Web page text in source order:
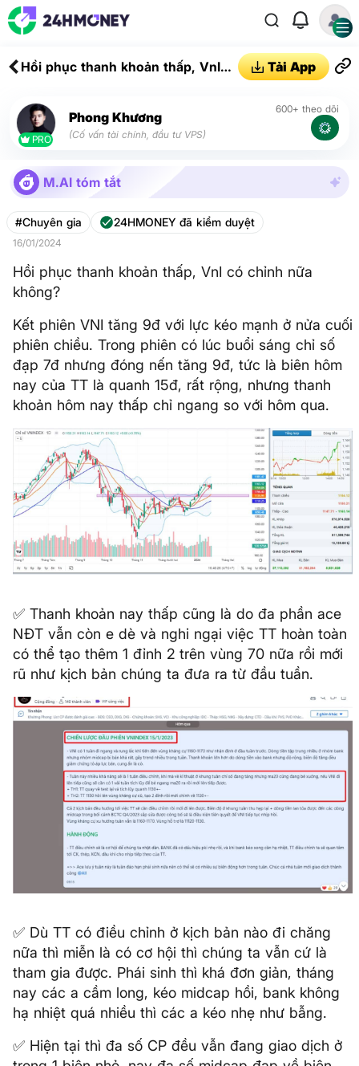
Hồi phục thanh khoản thấp, VnI
Tải App
PRO
Phong Khương
(Cố vấn tài chính, đầu tư VPS)
600+ theo dõi
M.AI tóm tắt
#Chuyên gia 24HMONEY đã kiểm duyệt
16/01/2024
Hồi phục thanh khoản thấp, VnI có chỉnh nữa
không?
Kết phiên VNI tăng 9đ với lực kéo mạnh ở nửa cuối
phiên chiều. Trong phiên có lúc buổi sáng chỉ số
đạp 7đ nhưng đóng nến tăng 9đ, tức là biên hôm
nay của TT là quanh 15đ, rất rộng, nhưng thanh
khoản hôm nay thấp chỉ ngang so với hôm qua.
✅ Thanh khoản nay thấp cũng là do đa phần ace
NĐT vẫn còn e dè và nghi ngại việc TT hoàn toàn
có thể tạo thêm 1 đỉnh 2 trên vùng 70 nữa rồi mới
rũ như kịch bản chúng ta đưa ra từ đầu tuần.
✅ Dù TT có điều chỉnh ở kịch bản nào đi chăng
nữa thì miễn là có cơ hội thì chúng ta vẫn cứ là
tham gia được. Phái sinh thì khá đơn giản, tháng
nay các a cầm long, kéo midcap hồi, bank không
hạ nhiệt quá nhiều thì các a kéo nhẹ như bẫng.
✅ Hiện tại thì đa số CP đều vẫn đang giao dịch ở